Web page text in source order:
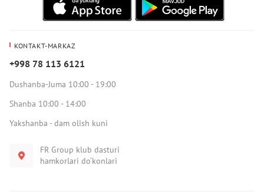
KONTAKT-MARKAZ
+998 78 113 6121
Dushanba-Juma 10:00 - 19:00
Shanba 10:00 - 14:00
Yakshanba - dam olish kuni
FR Group klub dasturi
hamkorlari do‘konlari